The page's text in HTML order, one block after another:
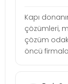
Kapı
çözümleri,
çözüm
öncü